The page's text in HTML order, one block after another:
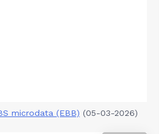
microdata (EBB) (05-03-2026)